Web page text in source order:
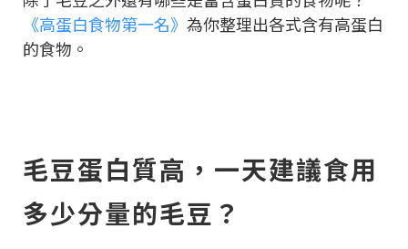
《高蛋白食物第一名》 為你整理出各式含有高蛋白
的食物。
毛豆蛋白質高，一天建議食用
多少分量的毛豆？